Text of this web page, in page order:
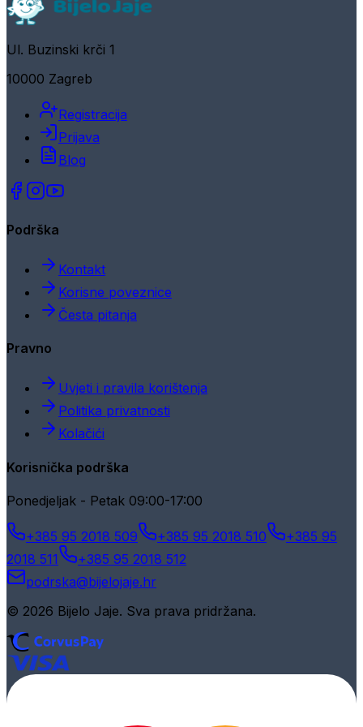
Ul. Buzinski krči 1
10000 Zagreb
Registracija
Prijava
Blog
Podrška
Kontakt
Korisne poveznice
Česta pitanja
Pravno
Uvjeti i pravila korištenja
Politika privatnosti
Kolačići
Korisnička podrška
Ponedjeljak - Petak 09:00-17:00
+385 95 2018 509 +385 95 2018 510
+385 95
2018 511
+385 95 2018 512
podrska@bijelojaje.hr
© 2026 Bijelo Jaje. Sva prava pridržana.